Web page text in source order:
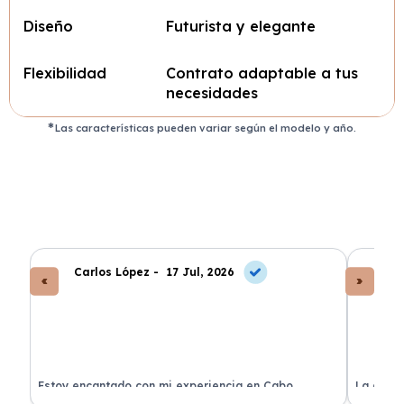
Diseño Futurista y elegante
Flexibilidad
Contrato adaptable a tus
necesidades
Las características pueden variar según el modelo y año.
Carlos López - 17 Jul, 2026
Estoy encantado con mi experiencia en Cabo
La